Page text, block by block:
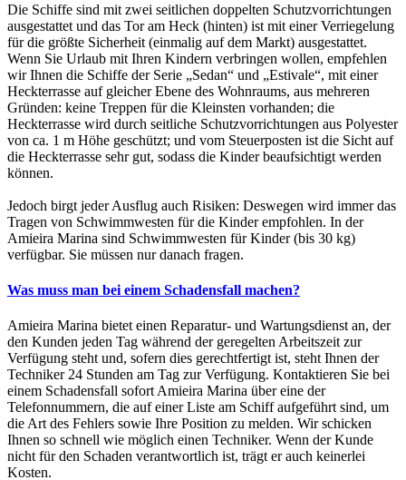
Die Schiffe sind mit zwei seitlichen doppelten Schutzvorrichtungen
ausgestattet und das Tor am Heck (hinten) ist mit einer Verriegelung
für die größte Sicherheit (einmalig auf dem Markt) ausgestattet.
Wenn Sie Urlaub mit Ihren Kindern verbringen wollen, empfehlen
wir Ihnen die Schiffe der Serie „Sedan“ und „Estivale“, mit einer
Heckterrasse auf gleicher Ebene des Wohnraums, aus mehreren
Gründen: keine Treppen für die Kleinsten vorhanden; die
Heckterrasse wird durch seitliche Schutzvorrichtungen aus Polyester
von ca. 1 m Höhe geschützt; und vom Steuerposten ist die Sicht auf
die Heckterrasse sehr gut, sodass die Kinder beaufsichtigt werden
können.
Jedoch birgt jeder Ausflug auch Risiken: Deswegen wird immer das
Tragen von Schwimmwesten für die Kinder empfohlen. In der
Amieira Marina sind Schwimmwesten für Kinder (bis 30 kg)
verfügbar. Sie müssen nur danach fragen.
Was muss man bei einem Schadensfall machen?
Amieira Marina bietet einen Reparatur- und Wartungsdienst an, der
den Kunden jeden Tag während der geregelten Arbeitszeit zur
Verfügung steht und, sofern dies gerechtfertigt ist, steht Ihnen der
Techniker 24 Stunden am Tag zur Verfügung. Kontaktieren Sie bei
einem Schadensfall sofort Amieira Marina über eine der
Telefonnummern, die auf einer Liste am Schiff aufgeführt sind, um
die Art des Fehlers sowie Ihre Position zu melden. Wir schicken
Ihnen so schnell wie möglich einen Techniker. Wenn der Kunde
nicht für den Schaden verantwortlich ist, trägt er auch keinerlei
Kosten.